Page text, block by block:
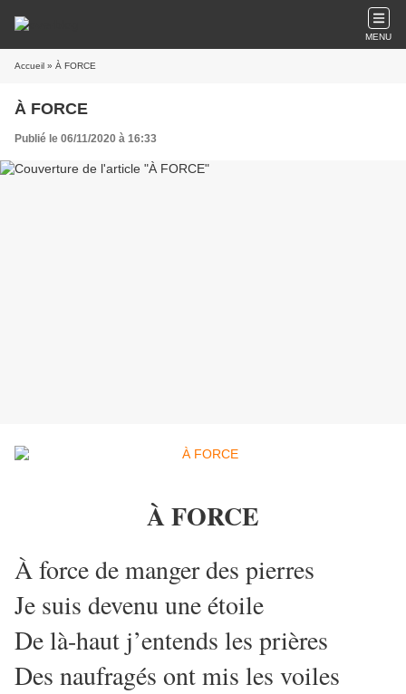
MENU
Accueil » À FORCE
À FORCE
Publié le 06/11/2020 à 16:33
À FORCE
À force de manger des pierres
Je suis devenu une étoile
De là-haut j’entends les prières
Des naufragés ont mis les voiles